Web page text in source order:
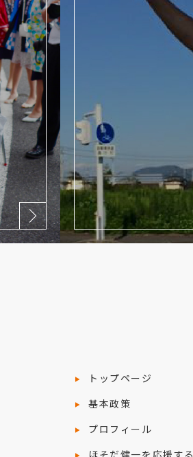
トップページ
基本政策
プロフィール
ほそだ健一を応援する